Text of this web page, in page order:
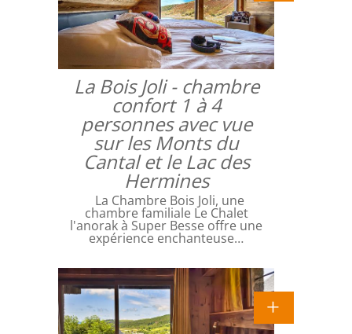
La Bois Joli - chambre
confort 1 à 4
personnes avec vue
sur les Monts du
Cantal et le Lac des
Hermines
La Chambre Bois Joli, une
chambre familiale Le Chalet
l'anorak à Super Besse offre une
expérience enchanteuse…